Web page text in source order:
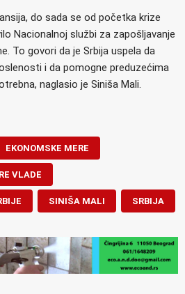
do sada se od početka krize
Nacionalnoj službi za zapošljavanje
To govori da je Srbija uspela da
i da pomogne preduzećima
naglasio je Siniša Mali.
EKONOMSKE MERE
VLADE
SINIŠA MALI SRBIJA